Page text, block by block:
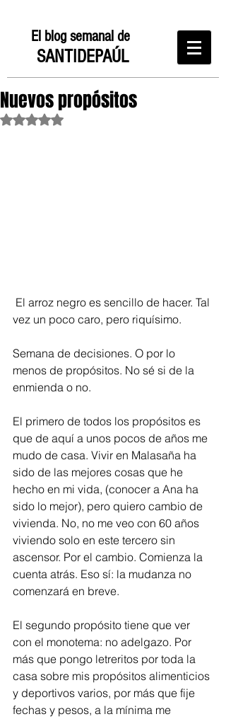
El blog semanal de
SANTIDEPAÚL
Nuevos propósitos
Obtuvo NaN de 5 estrellas.
vez un poco caro, pero riquísimo.
Semana de decisiones. O por lo
menos de propósitos. No sé si de la
enmienda o no.
El primero de todos los propósitos es
que de aquí a unos pocos de años me
mudo de casa. Vivir en Malasaña ha
sido de las mejores cosas que he
hecho en mi vida, (conocer a Ana ha
sido lo mejor), pero quiero cambio de
vivienda. No, no me veo con 60 años
viviendo solo en este tercero sin
ascensor. Por el cambio. Comienza la
cuenta atrás. Eso sí: la mudanza no
comenzará en breve.
El segundo propósito tiene que ver
con el monotema: no adelgazo. Por
más que pongo letreritos por toda la
casa sobre mis propósitos alimenticios
y deportivos varios, por más que fije
fechas y pesos, a la mínima me